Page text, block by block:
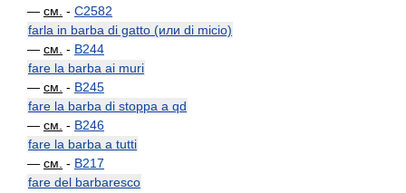
— см. - C2582
farla in barba di gatto (или di micio)
— см. - B244
fare la barba ai muri
— см. - B245
fare la barba di stoppa a qd
— см. - B246
fare la barba a tutti
— см. - B217
fare del barbaresco